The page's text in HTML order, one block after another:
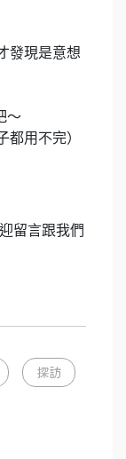
發現是意想
～
都用不完）
留言跟我們
探訪